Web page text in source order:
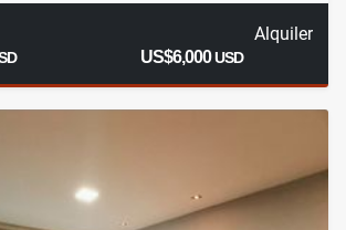
Alquiler
US$6,000USD